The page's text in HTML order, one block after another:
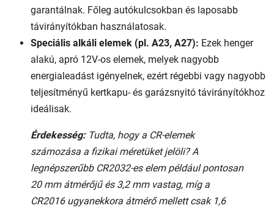
garantálnak. Főleg autókulcsokban és laposabb
távirányítókban használatosak.
Speciális alkáli elemek (pl. A23, A27): Ezek henger
alakú, apró 12V-os elemek, melyek nagyobb
energialeadást igényelnek, ezért régebbi vagy nagyobb
teljesítményű kertkapu- és garázsnyitó távirányítókhoz
ideálisak.
Érdekesség:Tudta, hogy a CR-elemek
számozása a fizikai méretüket jelöli? A
legnépszerűbb CR2032-es elem például pontosan
20 mm átmérőjű és 3,2 mm vastag, míg a
CR2016 ugyanekkora átmérő mellett csak 1,6